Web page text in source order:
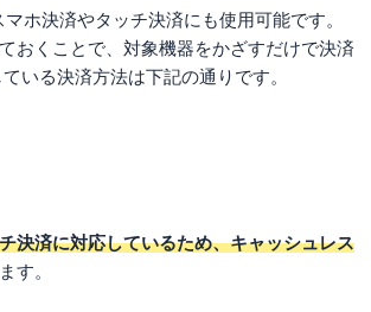
ホ決済やタッチ決済にも使用可能です。
おくことで、対象機器をかざすだけで決済
いる決済方法は下記の通りです。
決済に対応しているため、キャッシュレス
す。